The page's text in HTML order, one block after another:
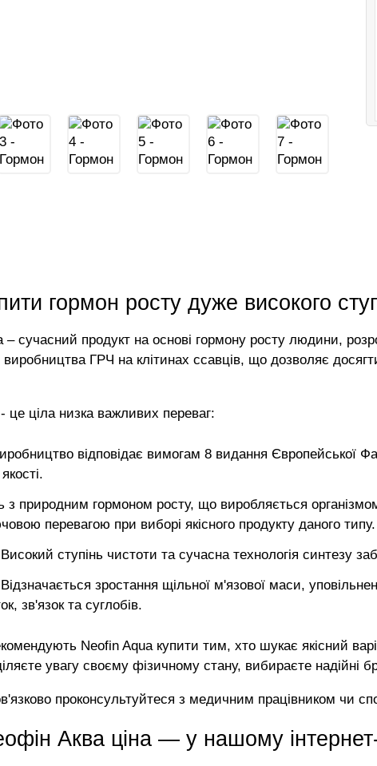
гормон росту дуже високого
сучасний продукт на основі гормону росту людини,
виробництва ГРЧ на клітинах ссавців, що дозволяє
це ціла низка важливих переваг:
відповідає вимогам 8 видання Європейської
з природним гормоном росту, що виробляється
перевагою при виборі якісного продукту даного типу.
ступінь чистоти та сучасна технологія синтезу
зростання щільної м'язової маси,
зв'язок та суглобів.
Neofin Aqua купити тим, хто шукає якісний
увагу своєму фізичному стану, вибираєте
проконсультуйтеся з медичним працівником чи
Аква ціна — у нашому інтернет-